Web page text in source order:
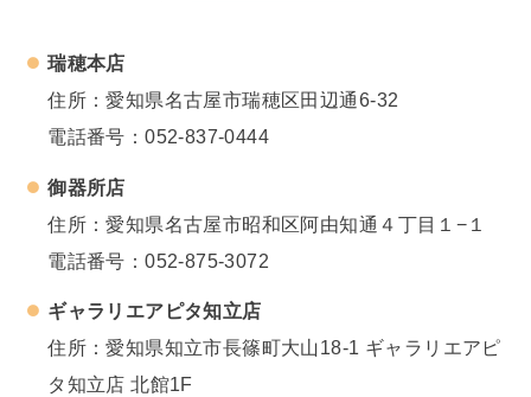
瑞穂本店
住所：愛知県名古屋市瑞穂区田辺通6-32
電話番号：052-837-0444
御器所店
住所：愛知県名古屋市昭和区阿由知通４丁目１−１
電話番号：052-875-3072
ギャラリエアピタ知立店
住所：愛知県知立市長篠町大山18-1 ギャラリエアピ
タ知立店 北館1F